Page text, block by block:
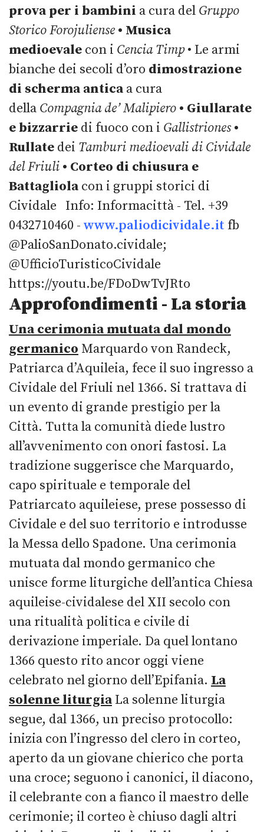
prova per i bambini a cura del Gruppo
Storico Forojuliense • Musica
medioevale con i Cencia Timp• Le armi
bianche dei secoli d’oro dimostrazione
di scherma anticaa cura
della Compagnia de’ Malipiero • Giullarate
e bizzarrie di fuoco con i Gallistriones •
Rullate dei Tamburi medioevali di Cividale
del Friuli • Corteo di chiusura e
Battagliolacon i gruppi storici di
Cividale
Info: Informacittà - Tel. +39
0432710460 - www.paliodicividale.it fb
@PalioSanDonato.cividale;
@UfficioTuristicoCividale
https://youtu.be/FDoDwTvJRto
Approfondimenti - La storia
Una cerimonia mutuata dal mondo
germanico Marquardo von Randeck,
Patriarca d’Aquileia, fece il suo ingresso a
Cividale del Friuli nel 1366. Si trattava di
un evento di grande prestigio per la
Città. Tutta la comunità diede lustro
all’avvenimento con onori fastosi. La
tradizione suggerisce che Marquardo,
capo spirituale e temporale del
Patriarcato aquileiese, prese possesso di
Cividale e del suo territorio e introdusse
la Messa dello Spadone. Una cerimonia
mutuata dal mondo germanico che
unisce forme liturgiche dell’antica Chiesa
aquileise-cividalese del XII secolo con
una ritualità politica e civile di
derivazione imperiale. Da quel lontano
1366 questo rito ancor oggi viene
celebrato nel giorno dell’Epifania. La
solenne liturgiaLa solenne liturgia
segue, dal 1366, un preciso protocollo:
inizia con l’ingresso del clero in corteo,
aperto da un giovane chierico che porta
una croce; seguono i canonici, il diacono,
il celebrante con a fianco il maestro delle
cerimonie; il corteo è chiuso dagli altri